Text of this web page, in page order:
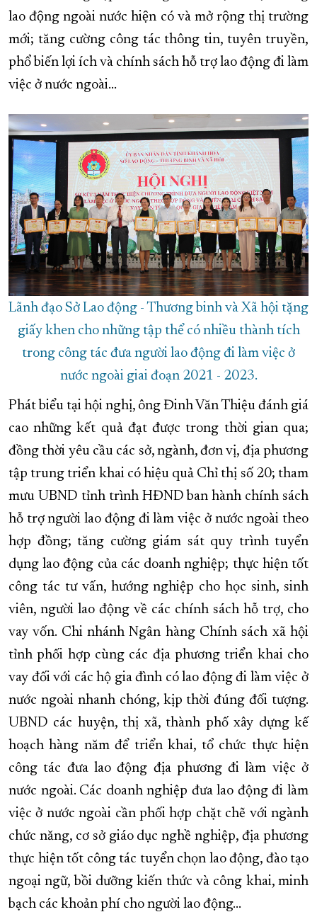
lao động ngoài nước hiện có và mở rộng thị trường
mới; tăng cường công tác thông tin, tuyên truyền,
phổ biến lợi ích và chính sách hỗ trợ lao động đi làm
việc ở nước ngoài…
Lãnh đạo Sở Lao động - Thương binh và Xã hội tặng
giấy khen cho những tập thể có nhiều thành tích
trong công tác đưa người lao động đi làm việc ở
nước ngoài giai đoạn 2021 - 2023.
Phát biểu tại hội nghị, ông Đinh Văn Thiệu đánh giá
cao những kết quả đạt được trong thời gian qua;
đồng thời yêu cầu các sở, ngành, đơn vị, địa phương
tập trung triển khai có hiệu quả Chỉ thị số 20; tham
mưu UBND tỉnh trình HĐND ban hành chính sách
hỗ trợ người lao động đi làm việc ở nước ngoài theo
hợp đồng; tăng cường giám sát quy trình tuyển
dụng lao động của các doanh nghiệp; thực hiện tốt
công tác tư vấn, hướng nghiệp cho học sinh, sinh
viên, người lao động về các chính sách hỗ trợ, cho
vay vốn. Chi nhánh Ngân hàng Chính sách xã hội
tỉnh phối hợp cùng các địa phương triển khai cho
vay đối với các hộ gia đình có lao động đi làm việc ở
nước ngoài nhanh chóng, kịp thời đúng đối tượng.
UBND các huyện, thị xã, thành phố xây dựng kế
hoạch hàng năm để triển khai, tổ chức thực hiện
công tác đưa lao động địa phương đi làm việc ở
nước ngoài. Các doanh nghiệp đưa lao động đi làm
việc ở nước ngoài cần phối hợp chặt chẽ với ngành
chức năng, cơ sở giáo dục nghề nghiệp, địa phương
thực hiện tốt công tác tuyển chọn lao động, đào tạo
ngoại ngữ, bồi dưỡng kiến thức và công khai, minh
bạch các khoản phí cho người lao động…